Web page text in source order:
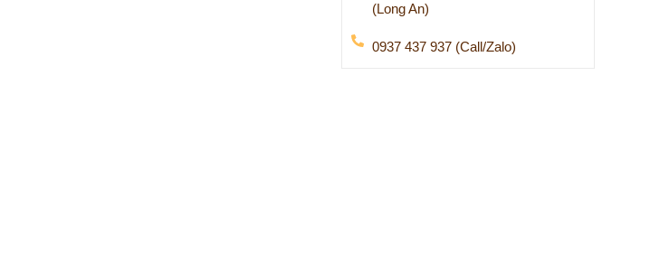
(Long An)
0937 437 937 (Call/Zalo)